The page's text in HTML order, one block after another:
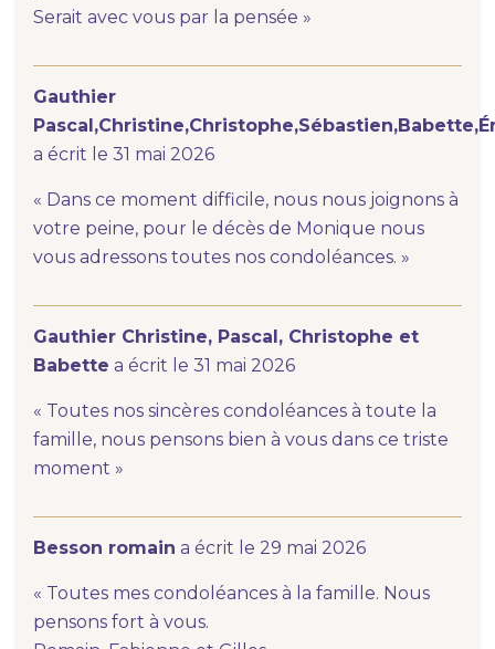
Serait avec vous par la pensée »
Gauthier
a écrit le 31 mai 2026
« Dans ce moment difficile, nous nous joignons à
votre peine, pour le décès de Monique nous
vous adressons toutes nos condoléances. »
Gauthier Christine, Pascal, Christophe et
Babette a écrit le 31 mai 2026
« Toutes nos sincères condoléances à toute la
famille, nous pensons bien à vous dans ce triste
moment »
Besson romain a écrit le 29 mai 2026
« Toutes mes condoléances à la famille. Nous
pensons fort à vous.